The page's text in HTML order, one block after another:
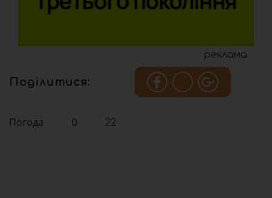
реклама
Поділитися:
Погода 0 22